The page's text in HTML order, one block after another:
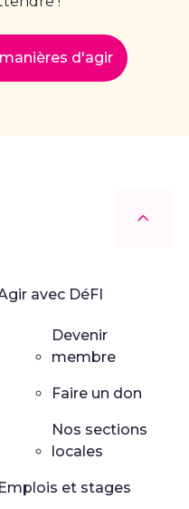
d'agir
avec DéFI
Devenir
membre
Faire un don
Nos sections
locales
Emplois et stages